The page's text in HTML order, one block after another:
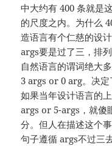
中大约有 400 条就是
的尺度之内。为什么
造语言有个仁慈的设
args要是过了三，排
自然语言的谓词绝大
3 args or 0 arg。决定
如果当年设计语言的
args or 5-args，就傻
分。但人在描述这个
句子遵循 args不过三